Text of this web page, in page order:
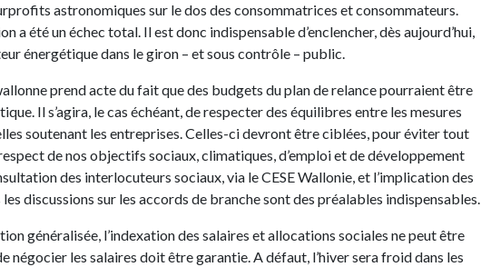
astronomiques sur le dos des consommatrices et consommateurs.
a été un échec total. Il est donc indispensable d’enclencher, dès aujourd’hui,
énergétique dans le giron – et sous contrôle – public.
prend acte du fait que des budgets du plan de relance pourraient être
Il s’agira, le cas échéant, de respecter des équilibres entre les mesures
soutenant les entreprises. Celles-ci devront être ciblées, pour éviter tout
de nos objectifs sociaux, climatiques, d’emploi et de développement
des interlocuteurs sociaux, via le CESE Wallonie, et l’implication des
discussions sur les accords de branche sont des préalables indispensables.
généralisée, l’indexation des salaires et allocations sociales ne peut être
négocier les salaires doit être garantie. A défaut, l’hiver sera froid dans les